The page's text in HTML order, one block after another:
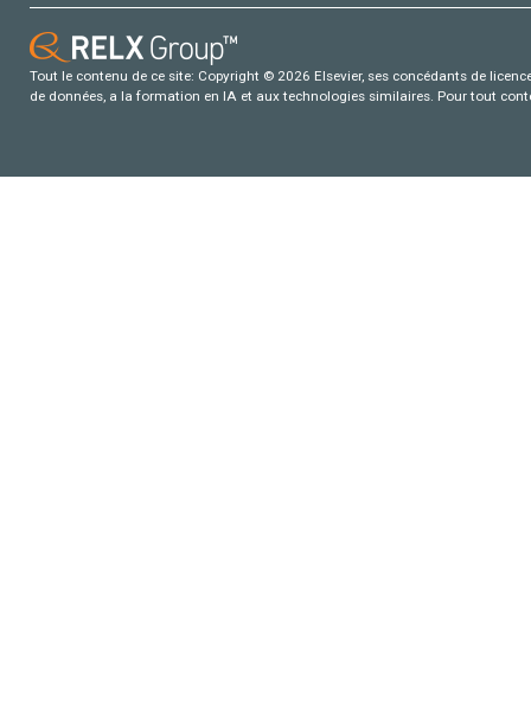
Tout le contenu de ce site: Copyright © 2026 Elsevier, ses concédants de
de données, a la formation en IA et aux technologies similaires. Pour tout